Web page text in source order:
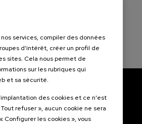
Intéressant...
Activités précédentes
services, compiler des données
d’intérêt, créer un profil de
sites. Cela nous permet de
sur les rubriques qui
et sa sécurité.
des cookies et ce n'est
refuser », aucun cookie ne sera
Configurer les cookies », vous